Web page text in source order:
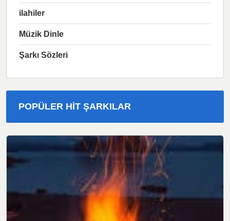
ilahiler
Müzik Dinle
Şarkı Sözleri
POPÜLER HIT ŞARKILAR